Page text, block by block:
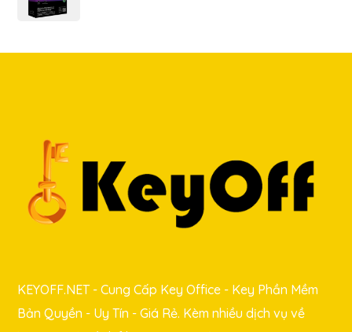
KEYOFF.NET - Cung Cấp Key Office - Key Phần Mềm
Bản Quyền - Uy Tín - Giá Rẻ. Kèm nhiều dịch vụ về